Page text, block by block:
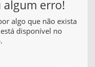
algum erro!
algo que não exista
disponível no